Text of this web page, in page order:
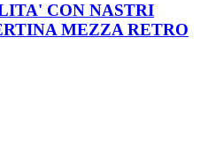
CON NASTRI
MEZZA RETRO